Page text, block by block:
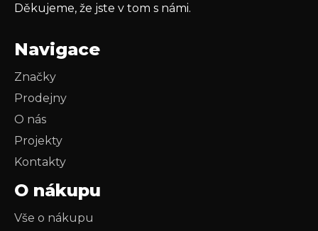
Děkujeme, že jste v tom s námi.
Navigace
Značky
Prodejny
O nás
Projekty
Kontakty
O nákupu
Vše o nákupu